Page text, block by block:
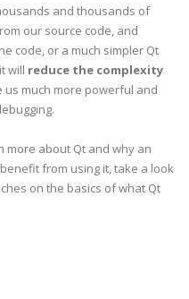
and thousands of
our source code, and
code, or a much simpler Qt
will reduce the complexity
us much more powerful and
more about Qt and why an
from using it, take a look
on the basics of what Qt